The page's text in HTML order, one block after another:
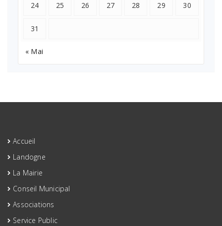
24 25 26 27 28 29 30
31
« Mai
Accueil
Landogne
La Mairie
Conseil Municipal
Associations
Service Public